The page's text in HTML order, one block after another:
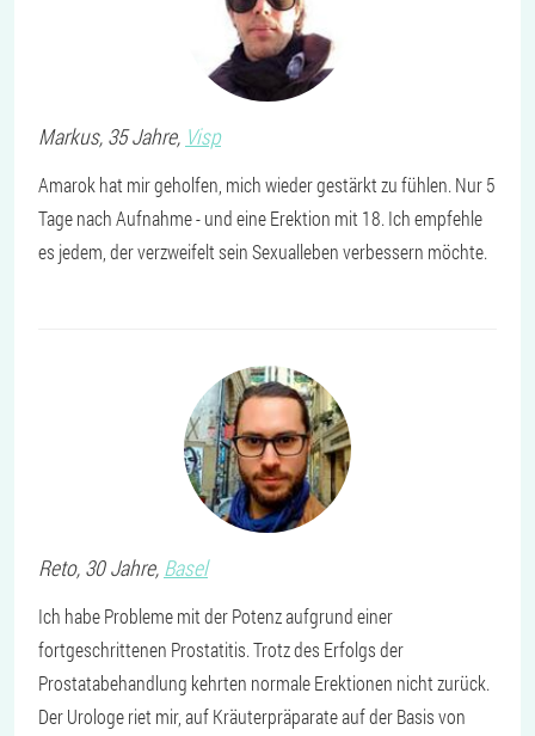
Markus, 35 Jahre, Visp
Amarok hat mir geholfen, mich wieder gestärkt zu fühlen. Nur 5
Tage nach Aufnahme - und eine Erektion mit 18. Ich empfehle
es jedem, der verzweifelt sein Sexualleben verbessern möchte.
Reto, 30 Jahre, Basel
Ich habe Probleme mit der Potenz aufgrund einer
fortgeschrittenen Prostatitis. Trotz des Erfolgs der
Prostatabehandlung kehrten normale Erektionen nicht zurück.
Der Urologe riet mir, auf Kräuterpräparate auf der Basis von